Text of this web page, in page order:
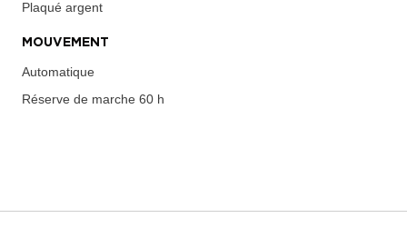
Plaqué argent
MOUVEMENT
Automatique
Réserve de marche 60 h